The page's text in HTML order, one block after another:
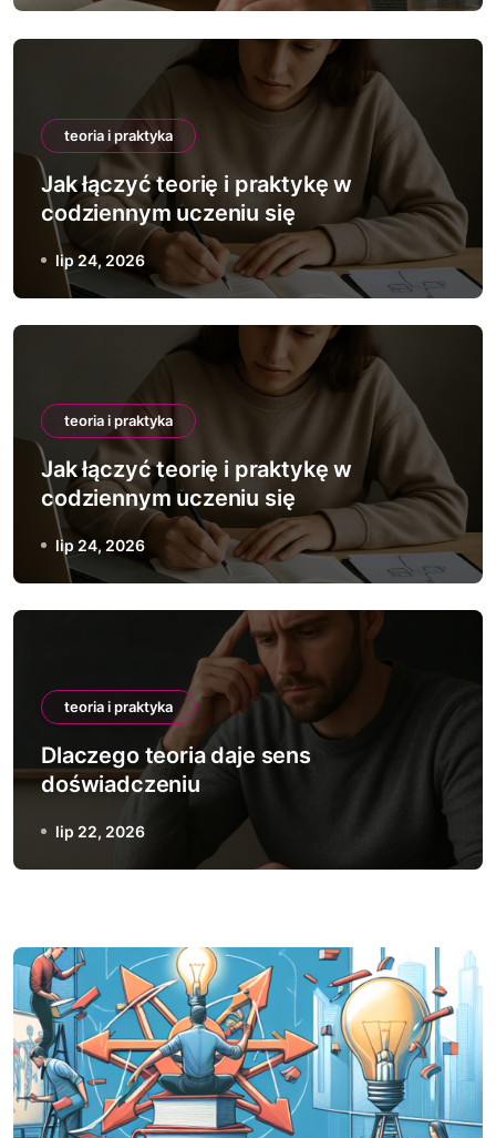
teoria i praktyka
Jak łączyć teorię i praktykę w
codziennym uczeniu się
lip 24, 2026
teoria i praktyka
Jak łączyć teorię i praktykę w
codziennym uczeniu się
lip 24, 2026
teoria i praktyka
Dlaczego teoria daje sens
doświadczeniu
lip 22, 2026